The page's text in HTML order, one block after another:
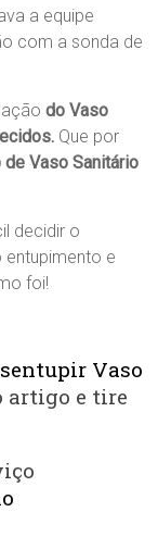
a equipe
com a sonda de
do Vaso
Que por
Vaso Sanitário
decidir o
entupimento e
foi!
Vaso
artigo e tire